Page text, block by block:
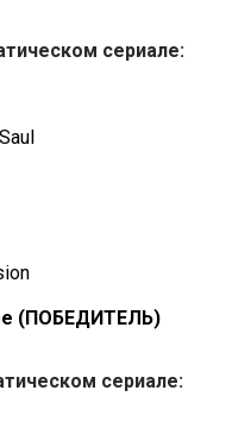
сериале:
(ПОБЕДИТЕЛЬ)
сериале: